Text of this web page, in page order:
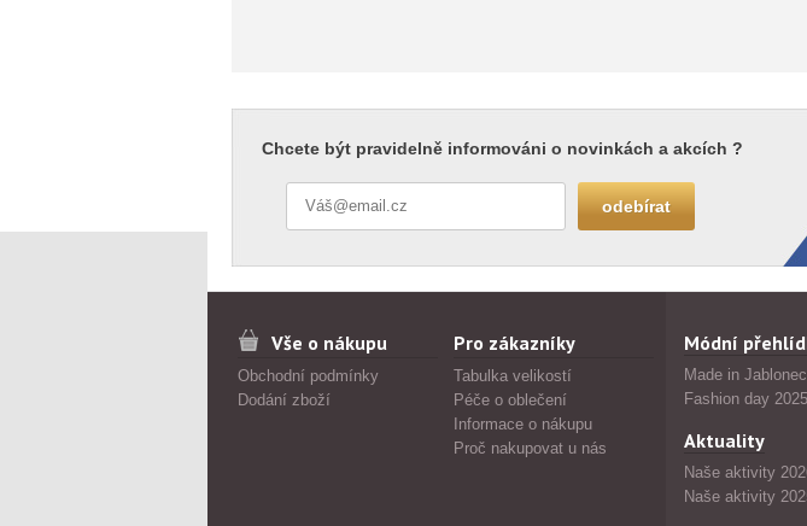
Chcete být pravidelně informováni o novinkách a akcích ?
Vše o nákupu
Obchodní podmínky
Dodání zboží
Pro zákazníky
Tabulka velikostí
Péče o oblečení
Informace o nákupu
Proč nakupovat u nás
Módní
Made in
Fashion day
Aktuality
Naše aktivity
Naše aktivity